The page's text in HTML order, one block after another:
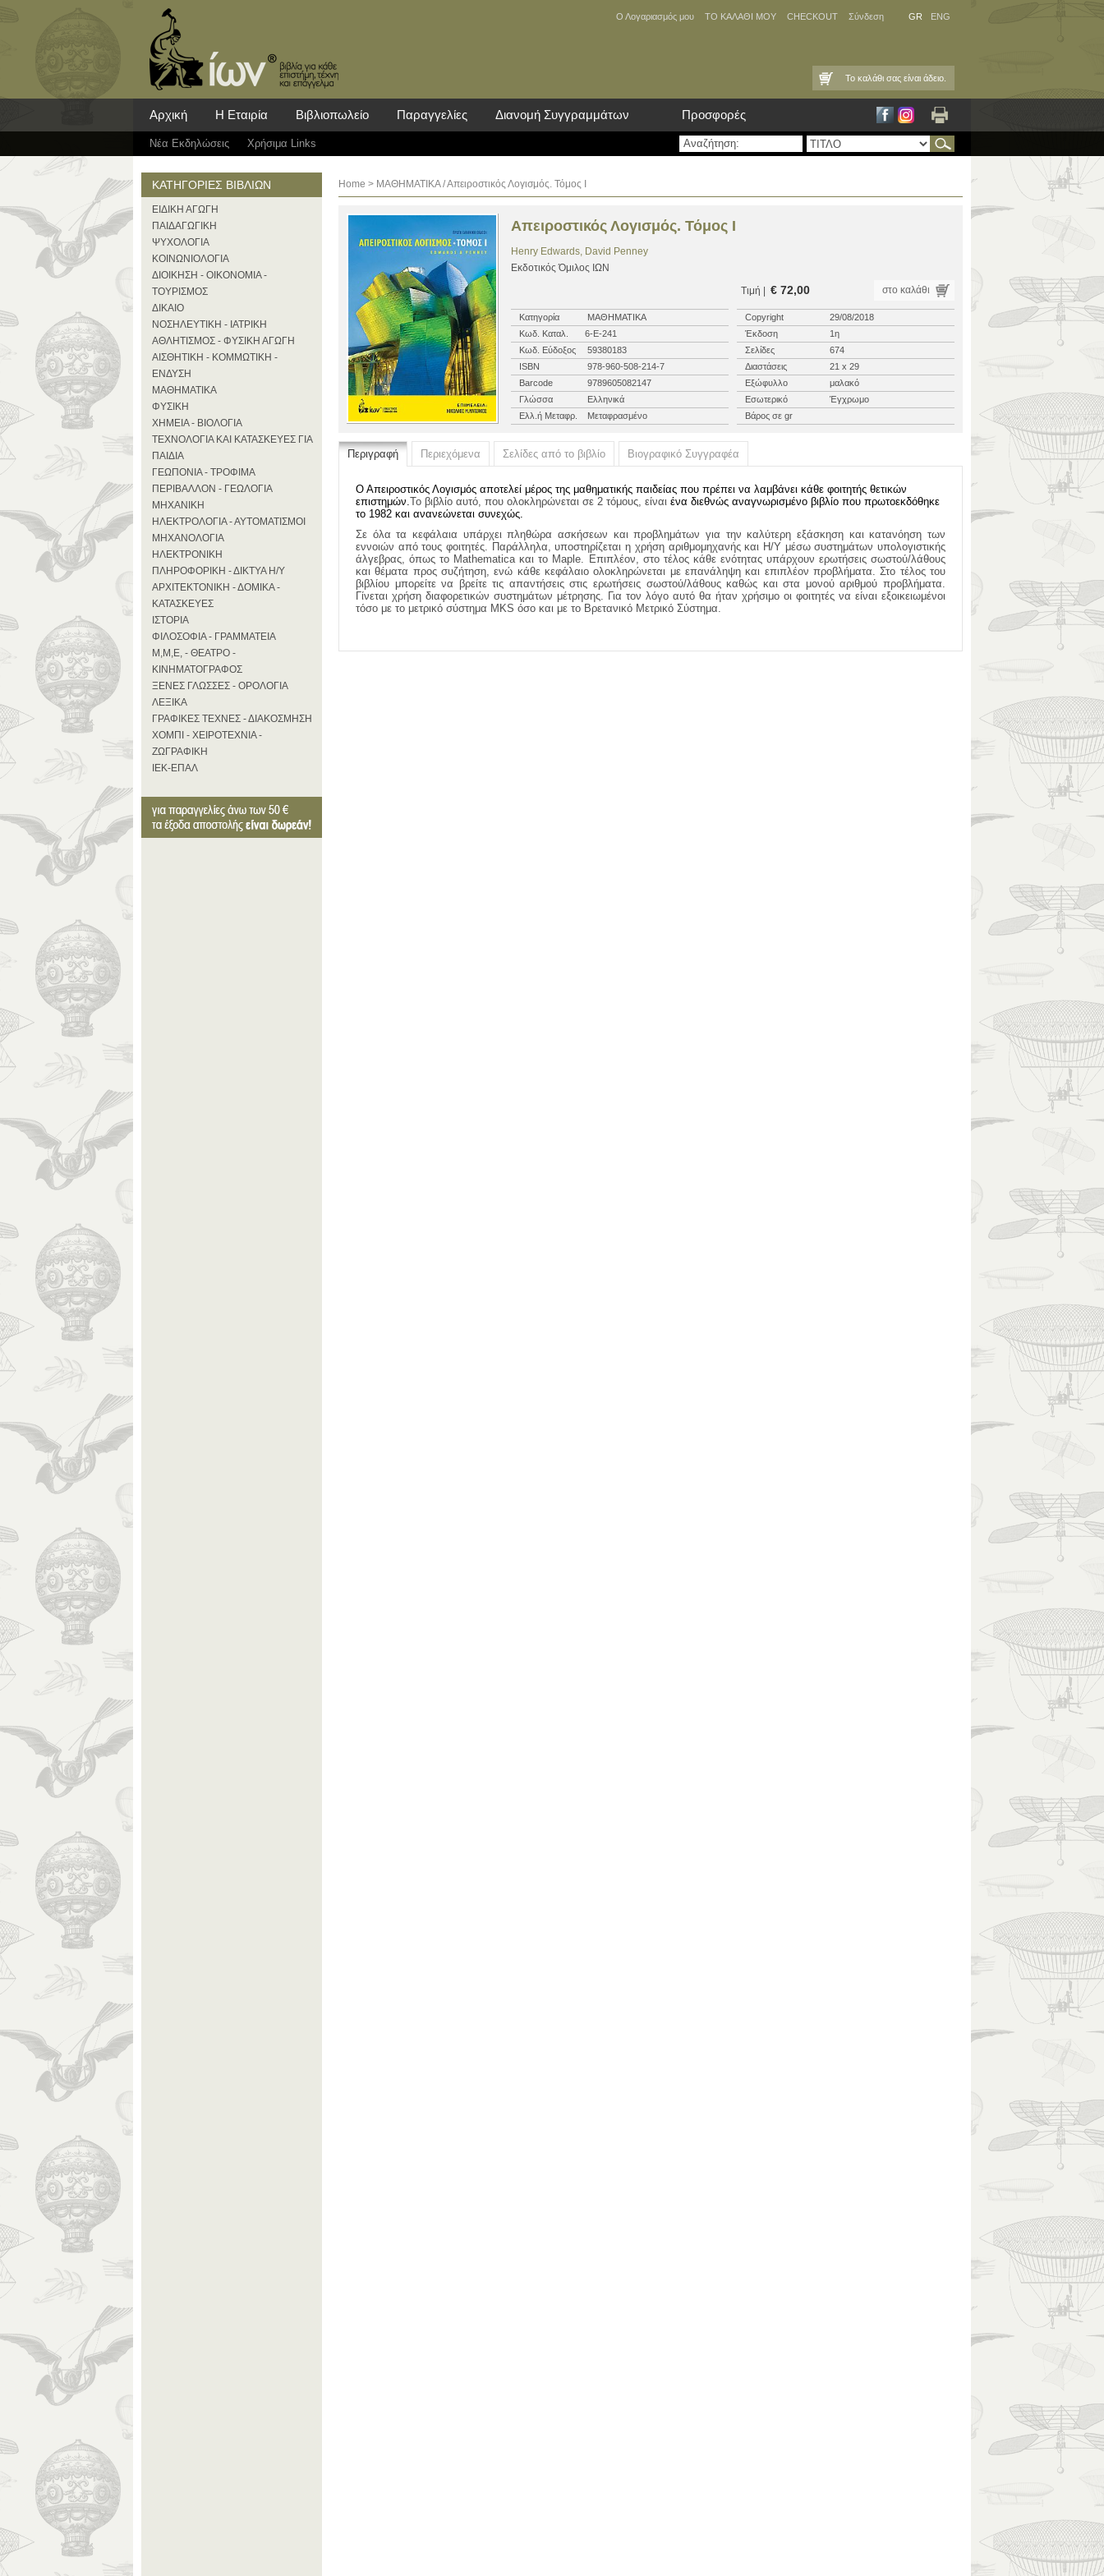
Ο Λογαριασμός μου ΤΟ ΚΑΛΑΘΙ ΜΟΥ CHECKOUT Σύνδεση GR ENG
Το καλάθι σας είναι άδειο.
Αρχική Η Εταιρία Βιβλιοπωλείο Παραγγελίες Διανομή Συγγραμμάτων Προσφορές
Νέα Eκδηλώσεις Χρήσιμα Links
ΚΑΤΗΓΟΡΙΕΣ ΒΙΒΛΙΩΝ
ΕΙΔΙΚΗ ΑΓΩΓΗ
ΠΑΙΔΑΓΩΓΙΚΗ
ΨΥΧΟΛΟΓΙΑ
ΚΟΙΝΩΝΙΟΛΟΓΙΑ
ΔΙΟΙΚΗΣΗ - ΟΙΚΟΝΟΜΙΑ -
ΤΟΥΡΙΣΜΟΣ
ΔΙΚΑΙΟ
ΝΟΣΗΛΕΥΤΙΚΗ - ΙΑΤΡΙΚΗ
ΑΘΛΗΤΙΣΜΟΣ - ΦΥΣΙΚΗ ΑΓΩΓΗ
ΑΙΣΘΗΤΙΚΗ - ΚΟΜΜΩΤΙΚΗ -
ΕΝΔΥΣΗ
ΜΑΘΗΜΑΤΙΚΑ
ΦΥΣΙΚΗ
ΧΗΜΕΙΑ - ΒΙΟΛΟΓΙΑ
ΤΕΧΝΟΛΟΓΙΑ ΚΑΙ ΚΑΤΑΣΚΕΥΕΣ ΓΙΑ
ΠΑΙΔΙΑ
ΓΕΩΠΟΝΙΑ - ΤΡΟΦΙΜΑ
ΠΕΡΙΒΑΛΛΟΝ - ΓΕΩΛΟΓΙΑ
ΜΗΧΑΝΙΚΗ
ΗΛΕΚΤΡΟΛΟΓΙΑ - ΑΥΤΟΜΑΤΙΣΜΟΙ
ΜΗΧΑΝΟΛΟΓΙΑ
ΗΛΕΚΤΡΟΝΙΚΗ
ΠΛΗΡΟΦΟΡΙΚΗ - ΔΙΚΤΥΑ Η/Υ
ΑΡΧΙΤΕΚΤΟΝΙΚΗ - ΔΟΜΙΚΑ -
ΚΑΤΑΣΚΕΥΕΣ
ΙΣΤΟΡΙΑ
ΦΙΛΟΣΟΦΙΑ - ΓΡΑΜΜΑΤΕΙΑ
Μ,Μ,Ε, - ΘΕΑΤΡΟ -
ΚΙΝΗΜΑΤΟΓΡΑΦΟΣ
ΞΕΝΕΣ ΓΛΩΣΣΕΣ - ΟΡΟΛΟΓΙΑ
ΛΕΞΙΚΑ
ΓΡΑΦΙΚΕΣ ΤΕΧΝΕΣ - ΔΙΑΚΟΣΜΗΣΗ
ΧΟΜΠΙ - ΧΕΙΡΟΤΕΧΝΙΑ -
ΖΩΓΡΑΦΙΚΗ
ΙΕΚ-ΕΠΑΛ
Home > ΜΑΘΗΜΑΤΙΚΑ/ Απειροστικός Λογισμός. Τόμος Ι
Απειροστικός Λογισμός. Τόμος Ι
Henry Edwards, David Penney
Εκδοτικός Όμιλος ΙΩΝ
Τιμή |
€ 72,00 στο καλάθι
Κατηγορία ΜΑΘΗΜΑΤΙΚΑ Copyright
29/08/2018
Κωδ. Καταλ.
6-Ε-241 Έκδοση
1η
Κωδ. Εύδοξος
59380183 Σελίδες
674
ISBN
978-960-508-214-7 Διαστάσεις
21 x 29
Barcode
9789605082147 Εξώφυλλο
μαλακό
Γλώσσα
Ελληνικά Εσωτερικό
Έγχρωμο
Ελλ.ή Μεταφρ.
Μεταφρασμένο Βάρος σε gr
Περιγραφή Περιεχόμενα Σελίδες από το βιβλίο Βιογραφικό Συγγραφέα
Ο Απειροστικός Λογισμός αποτελεί μέρος της μαθηματικής παιδείας που πρέπει να λαμβάνει κάθε φοιτητής θετικών
επιστημών.Το βιβλίο αυτό, που ολοκληρώνεται σε 2 τόμους, είναι ένα διεθνώς αναγνωρισμένο βιβλίο που πρωτοεκδόθηκε
το 1982 και ανανεώνεται συνεχώς.
Σε όλα τα κεφάλαια υπάρχει πληθώρα ασκήσεων και προβλημάτων για την καλύτερη εξάσκηση και κατανόηση των
εννοιών από τους φοιτητές. Παράλληλα, υποστηρίζεται η χρήση αριθμομηχανής και Η/Υ μέσω συστημάτων υπολογιστικής
άλγεβρας, όπως το Mathematica και το Maple. Επιπλέον, στο τέλος κάθε ενότητας υπάρχουν ερωτήσεις σωστού/λάθους
και θέματα προς συζήτηση, ενώ κάθε κεφάλαιο ολοκληρώνεται με επανάληψη και επιπλέον προβλήματα. Στο τέλος του
βιβλίου μπορείτε να βρείτε τις απαντήσεις στις ερωτήσεις σωστού/λάθους καθώς και στα μονού αριθμού προβλήματα.
Γίνεται χρήση διαφορετικών συστημάτων μέτρησης. Για τον λόγο αυτό θα ήταν χρήσιμο οι φοιτητές να είναι εξοικειωμένοι
τόσο με το μετρικό σύστημα MKS όσο και με το Βρετανικό Μετρικό Σύστημα.